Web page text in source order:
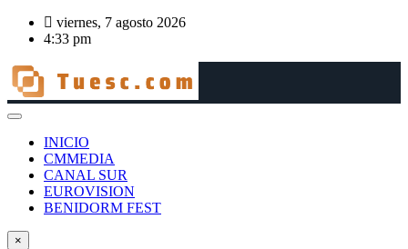
Saltar
viernes, 7 agosto 2026
4:33 pm
INICIO
CMMEDIA
CANAL SUR
EUROVISION
BENIDORM FEST
×